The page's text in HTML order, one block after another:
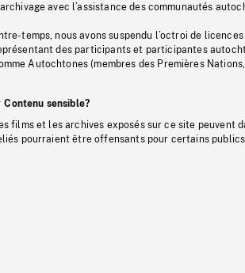
avec l’assistance des communautés
temps, nous avons suspendu l’octroi de
des participants et participantes
Autochtones (membres des Premières
Contenu sensible?
films et les archives exposés sur ce site peuvent
pourraient être offensants pour certains publics.